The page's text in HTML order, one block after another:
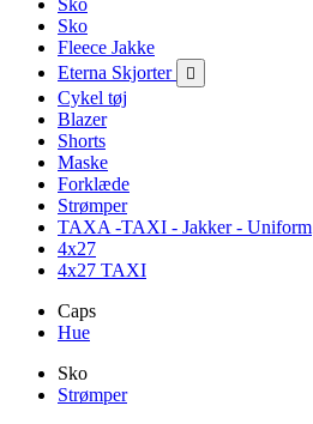
Sko
Sko
Fleece Jakke
Eterna Skjorter

Cykel tøj
Blazer
Shorts
Maske
Forklæde
Strømper
TAXA -TAXI - Jakker - Uniform
4x27
4x27 TAXI
Caps
Hue
Sko
Strømper